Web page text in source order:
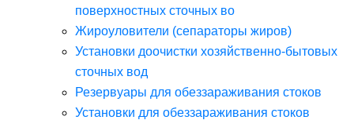
поверхностных сточных во
Жироуловители (сепараторы жиров)
Установки доочистки хозяйственно-бытовых
сточных вод
Резервуары для обеззараживания стоков
Установки для обеззараживания стоков